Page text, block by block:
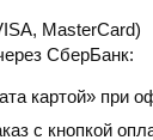
MasterCard)
СберБанк:
картой» при
с кнопкой